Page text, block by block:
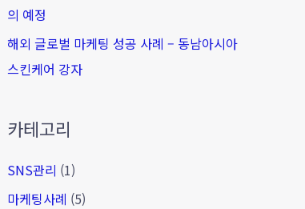
의 예정
해외 글로벌 마케팅 성공 사례 – 동남아시아
스킨케어 강자
카테고리
SNS관리 (1)
마케팅사례 (5)